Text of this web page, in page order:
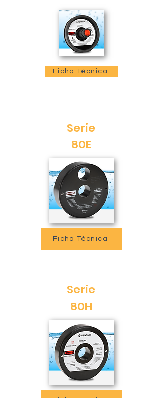
Ficha Técnica
Serie
80E
Ficha Técnica
Serie
80H